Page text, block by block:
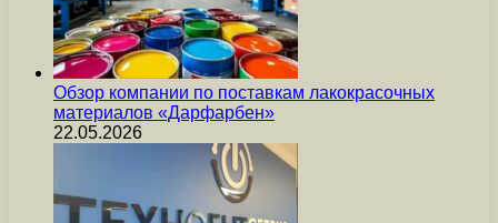
Обзор компании по поставкам лакокрасочных
материалов «Дарфарбен»
22.05.2026